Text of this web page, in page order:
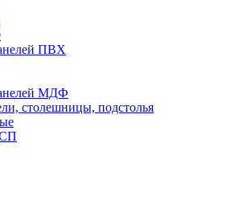
ПВХ
МДФ
столешницы, подстолья